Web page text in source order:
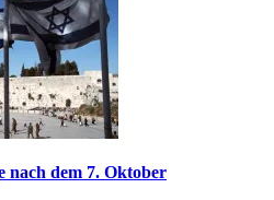
nach dem 7. Oktober